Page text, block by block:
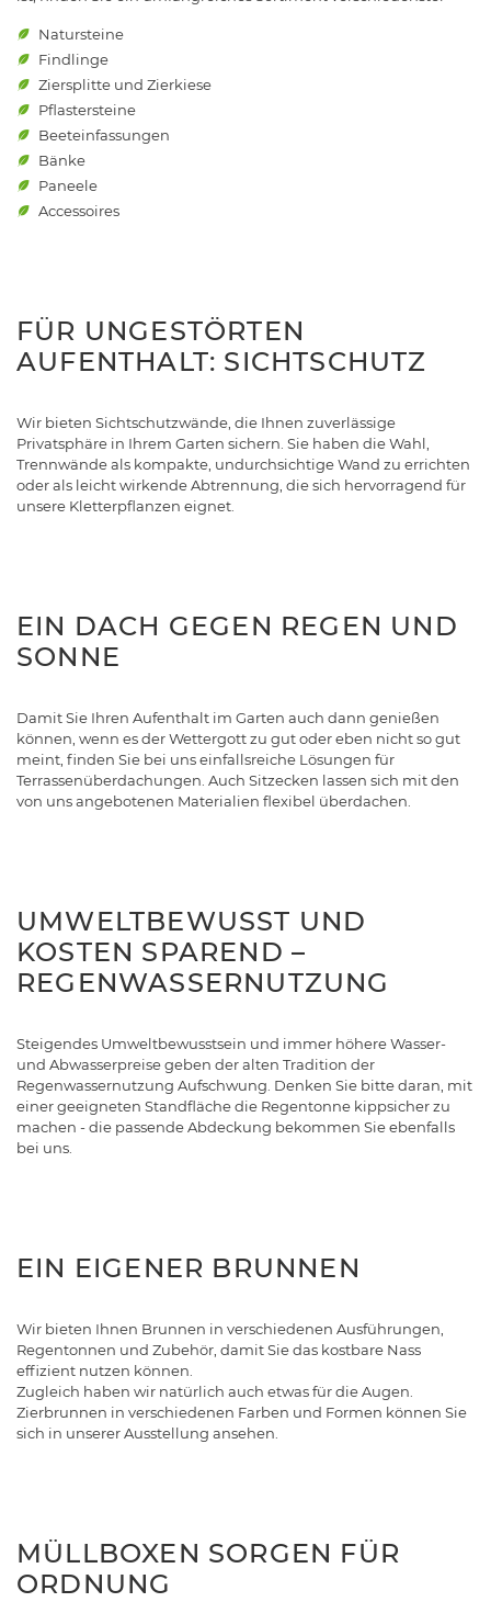
Natursteine
Findlinge
Ziersplitte und Zierkiese
Pflastersteine
Beeteinfassungen
Bänke
Paneele
Accessoires
FÜR UNGESTÖRTEN
AUFENTHALT: SICHTSCHUTZ
Wir bieten Sichtschutzwände, die Ihnen zuverlässige
Privatsphäre in Ihrem Garten sichern. Sie haben die Wahl,
Trennwände als kompakte, undurchsichtige Wand zu errichten
oder als leicht wirkende Abtrennung, die sich hervorragend für
unsere Kletterpflanzen eignet.
EIN DACH GEGEN REGEN UND
SONNE
Damit Sie Ihren Aufenthalt im Garten auch dann genießen
können, wenn es der Wettergott zu gut oder eben nicht so gut
meint, finden Sie bei uns einfallsreiche Lösungen für
Terrassenüberdachungen. Auch Sitzecken lassen sich mit den
von uns angebotenen Materialien flexibel überdachen.
UMWELTBEWUSST UND
KOSTEN SPAREND –
REGENWASSERNUTZUNG
Steigendes Umweltbewusstsein und immer höhere Wasser-
und Abwasserpreise geben der alten Tradition der
Regenwassernutzung Aufschwung. Denken Sie bitte daran, mit
einer geeigneten Standfläche die Regentonne kippsicher zu
machen - die passende Abdeckung bekommen Sie ebenfalls
bei uns.
EIN EIGENER BRUNNEN
Wir bieten Ihnen Brunnen in verschiedenen Ausführungen,
Regentonnen und Zubehör, damit Sie das kostbare Nass
effizient nutzen können.
Zugleich haben wir natürlich auch etwas für die Augen.
Zierbrunnen in verschiedenen Farben und Formen können Sie
sich in unserer Ausstellung ansehen.
MÜLLBOXEN SORGEN FÜR
ORDNUNG